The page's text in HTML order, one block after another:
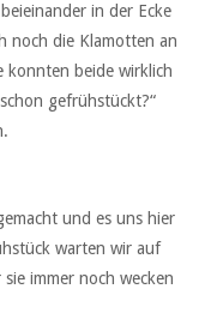
in der Ecke
noch die Klamotten an
konnten beide wirklich
gefrühstückt?“
und es uns hier
warten wir auf
immer noch wecken